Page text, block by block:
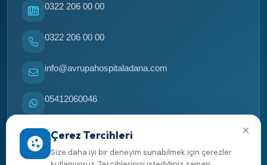
0322 206 00 00
0322 206 00 00
info@avrupahospitaladana.com
05412060046
05412060046
Yol tarifi al
×
Çerez Tercihleri
Size daha iyi bir deneyim sunabilmek için çerezler